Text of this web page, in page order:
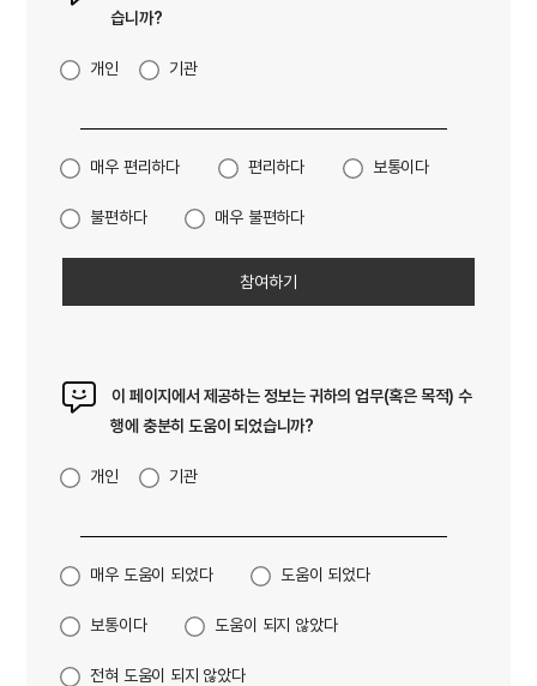
습니까?
개인 기관
매우 편리하다 편리하다 보통이다
불편하다 매우 불편하다
이 페이지에서 제공하는 정보는 귀하의 업무(혹은 목적) 수
행에 충분히 도움이 되었습니까?
개인 기관
매우 도움이 되었다 도움이 되었다
보통이다 도움이 되지 않았다
전혀 도움이 되지 않았다